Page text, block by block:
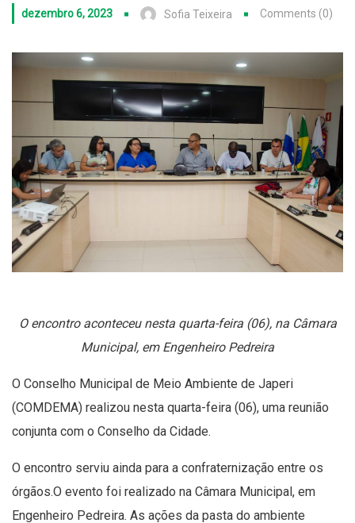
dezembro 6, 2023 Sofia Teixeira Comments (0)
O encontro aconteceu nesta quarta-feira (06), na Câmara
Municipal, em Engenheiro Pedreira
O Conselho Municipal de Meio Ambiente de Japeri
(COMDEMA) realizou nesta quarta-feira (06), uma reunião
conjunta com o Conselho da Cidade.
O encontro serviu ainda para a confraternização entre os
órgãos.O evento foi realizado na Câmara Municipal, em
Engenheiro Pedreira. As ações da pasta do ambiente